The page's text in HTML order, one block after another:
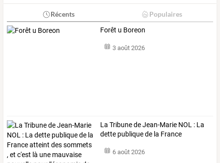
Récents Populaires
Forêt u Boreon
3 août 2026
La TribunedeJean-Marie NOL : La
dette publiquede la France
6 août 2026